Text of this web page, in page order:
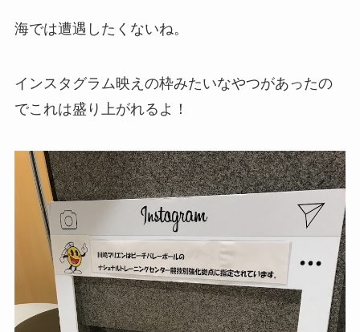
海では遭遇したくないね。
インスタグラム映えの枠みたいなやつがあったの
でこれは盛り上がれるよ！